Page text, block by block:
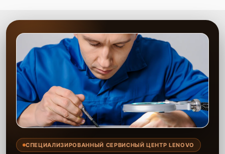
СПЕЦИАЛИЗИРОВАННЫЙ СЕРВИСНЫЙ ЦЕНТР LENOVO